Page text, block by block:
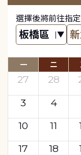
選擇後將前往指
一 二
27 28
3
4
10
11
17
18